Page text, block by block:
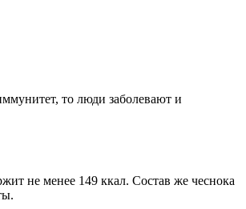
то люди заболевают и
не менее 149 ккал. Состав же чеснока